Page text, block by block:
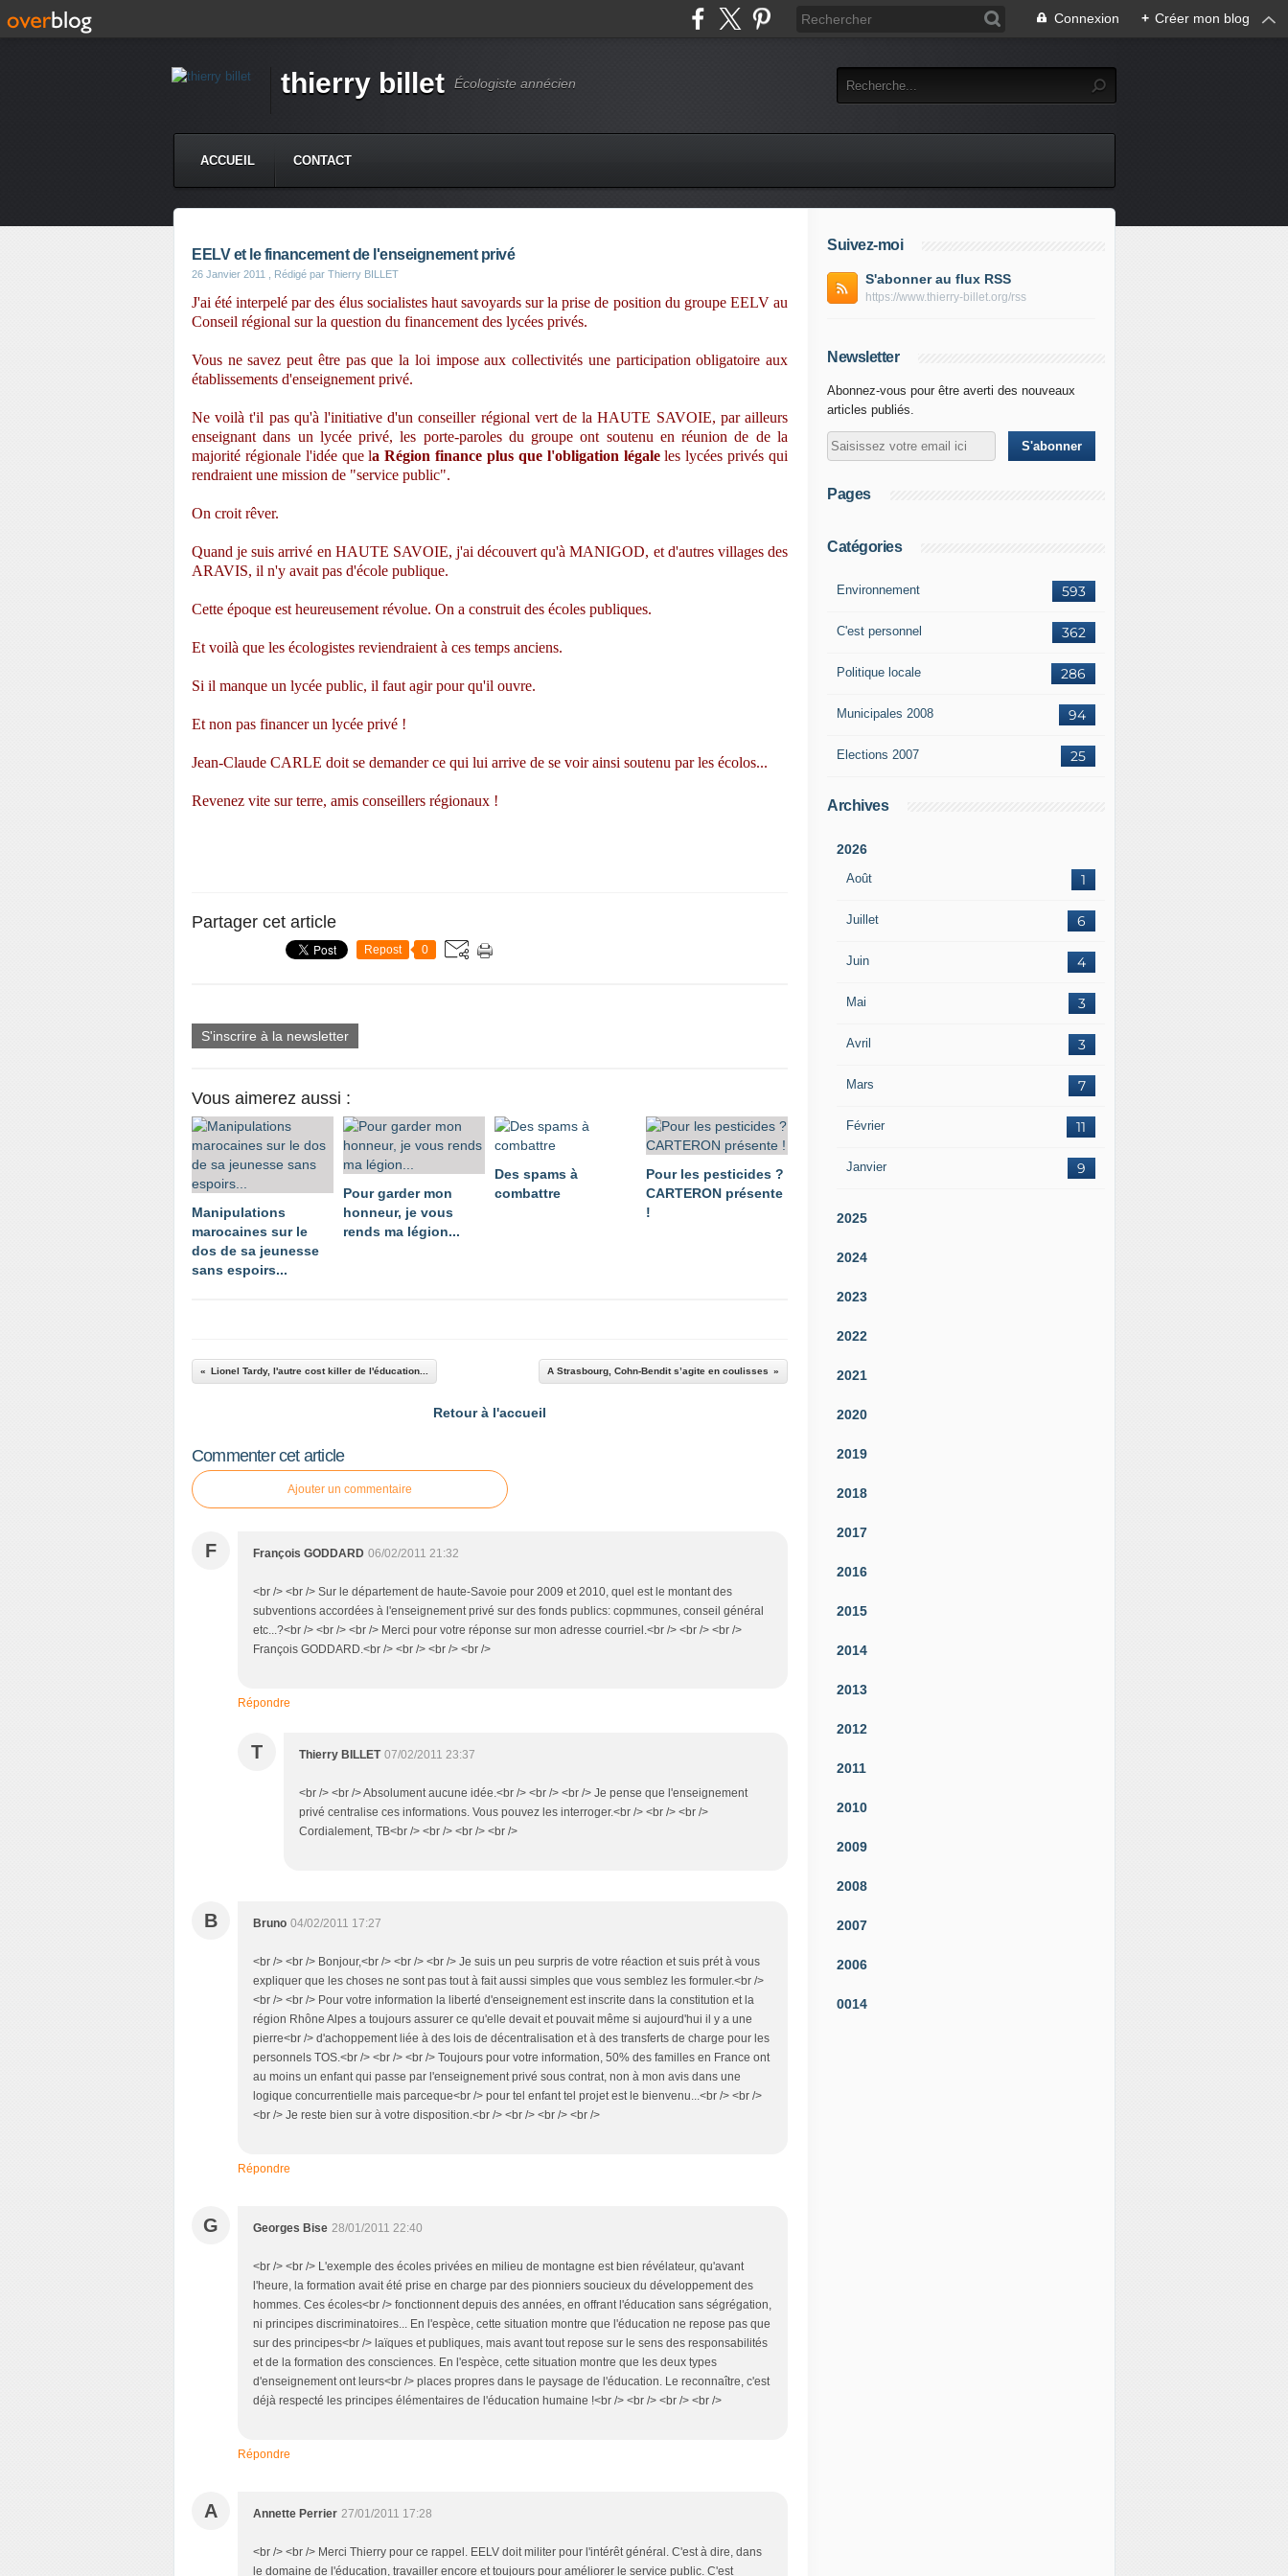
Connexion + Créer mon blog
thierry billet Écologiste annécien
ACCUEIL CONTACT
EELV et le financement de l'enseignement privé
26 Janvier 2011 , Rédigé par Thierry BILLET
J'ai été interpelé par des élus socialistes haut savoyards sur la prise de position du groupe EELV au
Conseil régional sur la question du financement des lycées privés.
Vous ne savez peut être pas que la loi impose aux collectivités une participation obligatoire aux
établissements d'enseignement privé.
Ne voilà t'il pas qu'à l'initiative d'un conseiller régional vert de la HAUTE SAVOIE, par ailleurs
enseignant dans un lycée privé, les porte-paroles du groupe ont soutenu en réunion de de la
majorité régionale l'idée que la Région finance plus que l'obligation légaleles lycées privés qui
rendraient une mission de "service public".
On croit rêver.
Quand je suis arrivé en HAUTE SAVOIE, j'ai découvert qu'à MANIGOD, et d'autres villages des
ARAVIS, il n'y avait pas d'école publique.
Cette époque est heureusement révolue. On a construit des écoles publiques.
Et voilà que les écologistes reviendraient à ces temps anciens.
Si il manque un lycée public, il faut agir pour qu'il ouvre.
Et non pas financer un lycée privé !
Jean-Claude CARLE doit se demander ce qui lui arrive de se voir ainsi soutenu par les écolos...
Revenez vite sur terre, amis conseillers régionaux !
Partager cet article
Repost 0
S'inscrire à la newsletter
Vous aimerez aussi :
Manipulations
marocaines sur le
dos de sa jeunesse
sans espoirs...
Pour garder mon
honneur, je vous
rends ma légion...
Des spams à
combattre
Pour les pesticides ?
CARTERON présente
!
Lionel Tardy, l'autre cost killer de l'éducation... A Strasbourg, Cohn-Bendit s’agite en coulisses
Retour à l'accueil
Commenter cet article
Ajouter un commentaire
F François GODDARD 06/02/2011 21:32
<br /> <br /> Sur le département de haute-Savoie pour 2009 et 2010, quel est le montant des
subventions accordées à l'enseignement privé sur des fonds publics: copmmunes, conseil général
etc...?<br /> <br /> <br /> Merci pour votre réponse sur mon adresse courriel.<br /> <br /> <br />
François GODDARD.<br /> <br /> <br /> <br />
Répondre
T Thierry BILLET 07/02/2011 23:37
<br /> <br /> Absolument aucune idée.<br /> <br /> <br /> Je pense que l'enseignement
privé centralise ces informations. Vous pouvez les interroger.<br /> <br /> <br />
Cordialement, TB<br /> <br /> <br /> <br />
B Bruno 04/02/2011 17:27
<br /> <br /> Bonjour,<br /> <br /> <br /> Je suis un peu surpris de votre réaction et suis prét à vous
expliquer que les choses ne sont pas tout à fait aussi simples que vous semblez les formuler.<br />
<br /> <br /> Pour votre information la liberté d'enseignement est inscrite dans la constitution et la
région Rhône Alpes a toujours assurer ce qu'elle devait et pouvait même si aujourd'hui il y a une
pierre<br /> d'achoppement liée à des lois de décentralisation et à des transferts de charge pour les
personnels TOS.<br /> <br /> <br /> Toujours pour votre information, 50% des familles en France ont
au moins un enfant qui passe par l'enseignement privé sous contrat, non à mon avis dans une
logique concurrentielle mais parceque<br /> pour tel enfant tel projet est le bienvenu...<br /> <br />
<br /> Je reste bien sur à votre disposition.<br /> <br /> <br /> <br />
Répondre
G Georges Bise 28/01/2011 22:40
<br /> <br /> L'exemple des écoles privées en milieu de montagne est bien révélateur, qu'avant
l'heure, la formation avait été prise en charge par des pionniers soucieux du développement des
hommes. Ces écoles<br /> fonctionnent depuis des années, en offrant l'éducation sans ségrégation,
ni principes discriminatoires... En l'espèce, cette situation montre que l'éducation ne repose pas que
sur des principes<br /> laïques et publiques, mais avant tout repose sur le sens des responsabilités
et de la formation des consciences. En l'espèce, cette situation montre que les deux types
d'enseignement ont leurs<br /> places propres dans le paysage de l'éducation. Le reconnaître, c'est
déjà respecté les principes élémentaires de l'éducation humaine !<br /> <br /> <br /> <br />
Répondre
A Annette Perrier 27/01/2011 17:28
<br /> <br /> Merci Thierry pour ce rappel. EELV doit militer pour l'intérêt général. C'est à dire, dans
le domaine de l'éducation, travailler encore et toujours pour améliorer le service public. C'est
Suivez-moi
S'abonner au flux RSS
https://www.thierry-billet.org/rss
Newsletter
Abonnez-vous pour être averti des nouveaux
articles publiés.
Pages
Catégories
593
Environnement
362
C'est personnel
286
Politique locale
94
Municipales 2008
25
Elections 2007
Archives
2026
Août 1
Juillet 6
Juin 4
Mai 3
Avril 3
Mars 7
Février 11
Janvier 9
2025
2024
2023
2022
2021
2020
2019
2018
2017
2016
2015
2014
2013
2012
2011
2010
2009
2008
2007
2006
0014